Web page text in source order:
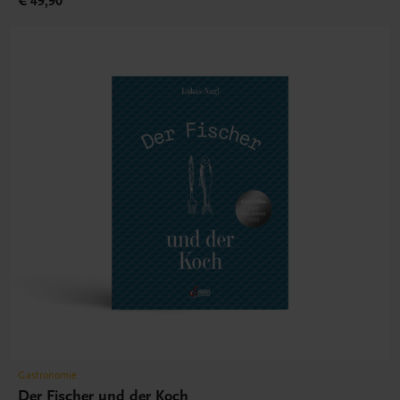
Gastronomie
Der Fischer und der Koch